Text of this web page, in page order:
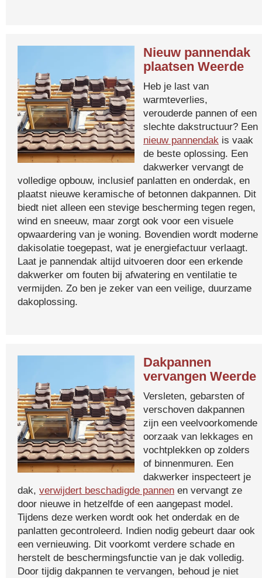
Nieuw pannendak
plaatsen Weerde
Heb je last van
warmteverlies,
verouderde pannen of een
slechte dakstructuur? Een
nieuw pannendak is vaak
de beste oplossing. Een
dakwerker vervangt de
volledige opbouw, inclusief panlatten en onderdak, en
plaatst nieuwe keramische of betonnen dakpannen. Dit
biedt niet alleen een stevige bescherming tegen regen,
wind en sneeuw, maar zorgt ook voor een visuele
opwaardering van je woning. Bovendien wordt moderne
dakisolatie toegepast, wat je energiefactuur verlaagt.
Laat je pannendak altijd uitvoeren door een erkende
dakwerker om fouten bij afwatering en ventilatie te
vermijden. Zo ben je zeker van een veilige, duurzame
dakoplossing.
Dakpannen
vervangen Weerde
Versleten, gebarsten of
verschoven dakpannen
zijn een veelvoorkomende
oorzaak van lekkages en
vochtplekken op zolders
of binnenmuren. Een
dakwerker inspecteert je
dak, verwijdert beschadigde pannen en vervangt ze
door nieuwe in hetzelfde of een aangepast model.
Tijdens deze werken wordt ook het onderdak en de
panlatten gecontroleerd. Indien nodig gebeurt daar ook
een vernieuwing. Dit voorkomt verdere schade en
herstelt de beschermingsfunctie van je dak volledig.
Door tijdig dakpannen te vervangen, behoud je niet